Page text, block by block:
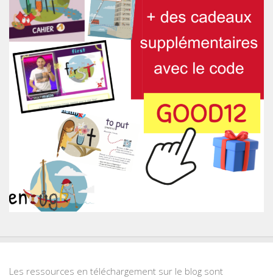
Les ressources en téléchargement sur le blog sont